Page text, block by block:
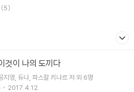
(5)
것이 나의 도끼다
지영 듀나 파스칼 키냐르 저 외 6명
2017.4.12.